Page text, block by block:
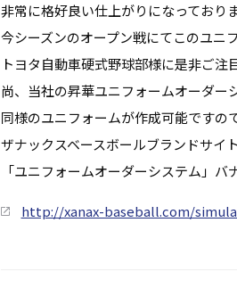
非常に格好良い仕上がりになっておりま
今シーズンのオープン戦にてこのユニ
トヨタ自動車硬式野球部様に是非ご注
尚、当社の昇華ユニフォームオーダー
同様のユニフォームが作成可能ですので
ザナックスベースボールブランドサイ
「ユニフォームオーダーシステム」バ
http://xanax-baseball.com/